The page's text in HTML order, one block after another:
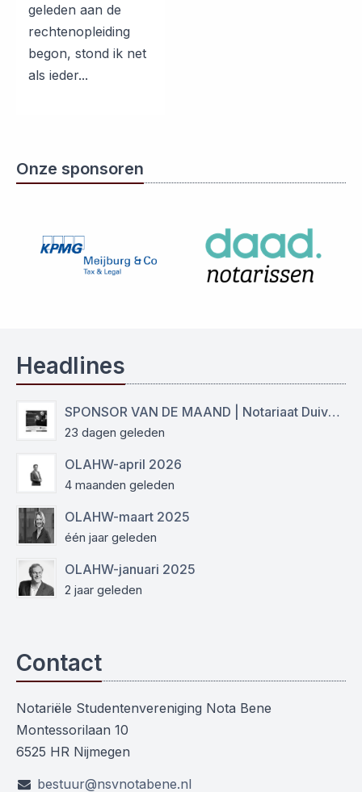
geleden aan de
rechtenopleiding
begon, stond ik net
als ieder...
Onze sponsoren
Headlines
SPONSOR VAN DE MAAND | Notariaat Duiven Westervoort
23 dagen geleden
OLAHW-april 2026
4 maanden geleden
OLAHW-maart 2025
één jaar geleden
OLAHW-januari 2025
2 jaar geleden
Contact
Notariële Studentenvereniging Nota Bene
Montessorilaan 10
6525 HR Nijmegen
bestuur@nsvnotabene.nl